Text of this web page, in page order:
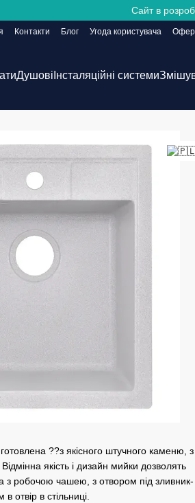
Сайт в
Контакти Блог Угода користувача
Душові Інсталяційні системи
??з якісного штучного каменю, з
якість і дизайн мийки дозволять
з робочою чашею, з отвором під зливник-
отвір в стільниці.